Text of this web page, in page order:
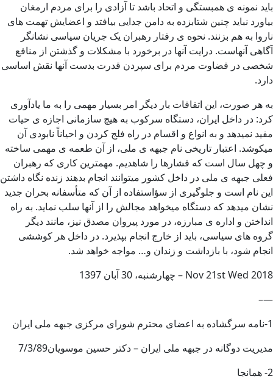
باید نمونه ی همبستگی و اتحاد باشد تا آزادی را برای مردم ارمغان
بیاورد نباید چنین شتابزده به دامن جدایی بیافتد و اعضایش تهمت های
ناروا به هم بزنند. نحوه ی رفتار رهبران یک جریان سیاسی نشانگر
آگاهی آنهاست. درایت آنها در برخورد با مشکلات و گذشتن از منافع
شخصی در قضاوت مردم برای سپردن قدرت بدست آنها نقش اساسی
دارد​.
به هر صورت، این اتفاقات بار دیگر امر بسیار مهمی را به ما یادآوری
کرد: در داخل ایران، دستگاه سرکوب به هیچ سازمانی اجازه ی حیات
مفید نمیدهد و به انواع و اقسام در راه فلج کردن و احیاناً نابودی آن
میکوشد. اعتبار تاریخی نام جبهه ی ملی، از آن طعمه ی مهمی ساخته
و چهل سال است که فشارها را شاهدیم. مهمترین کاری که رهبران
فعلی جبهه ی ملی در داخل کشور میتوانند انجام بدهند زنده نگاه داشتن
این نام است و جلوگیری از سؤاستفاده از آن که متأسفانه بحران جدید
نشان میدهد که دستگاه میخواهد مجالش را از آنها سلب نماید. به راه
انداختن و اداره ی مبارزه، در مورد پیروان مصدق نیز، مانند دیگر
گروه های سیاسی، باید از خارج انجام بپذیرد. در داخل هر کوششی
انجام شود، با بازداشت و زندان و… مواجه خواهد شد.
2018 Nov 21st Wed – چهارشنبه، 30 آبان 1397
—–
1-نامه سرگشاده به اعضای محترم شورای مرکزی جبهه ملی ایران
مدیریت دوگانه در جبهه ملی ایران – دکتر حسین موسویان7/3/89
2- همانجا